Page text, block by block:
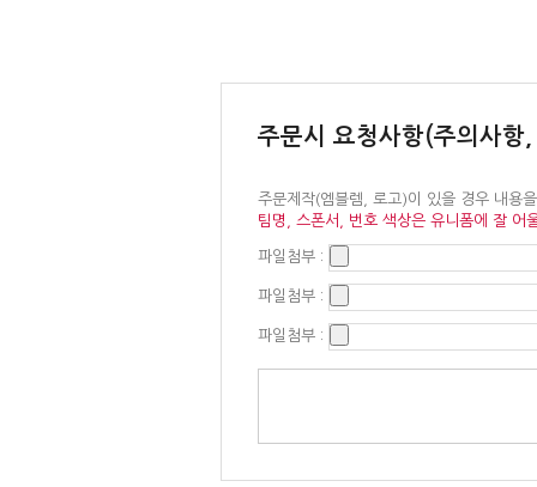
주문시 요청사항(주의사항
주문제작(엠블렘, 로고)이 있을 경우 내용
팀명, 스폰서, 번호 색상은 유니폼에 잘 어
파일첨부 :
파일첨부 :
파일첨부 :